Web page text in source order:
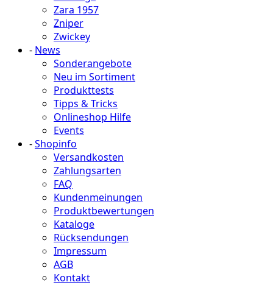
Zara 1957
Zniper
Zwickey
- News
Sonderangebote
Neu im Sortiment
Produkttests
Tipps & Tricks
Onlineshop Hilfe
Events
-Shopinfo
Versandkosten
Zahlungsarten
FAQ
Kundenmeinungen
Produktbewertungen
Kataloge
Rücksendungen
Impressum
AGB
Kontakt